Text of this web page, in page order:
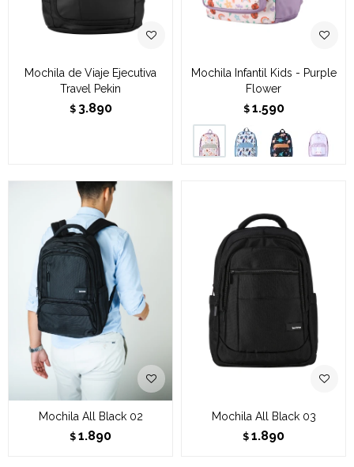
Mochila de Viaje Ejecutiva
Travel Pekin
$ 3.890
Mochila Infantil Kids - Purple
Flower
$ 1.590
Mochila All Black 02
$ 1.890
Mochila All Black 03
$ 1.890